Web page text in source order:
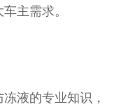
主需求。
液的专业知识，